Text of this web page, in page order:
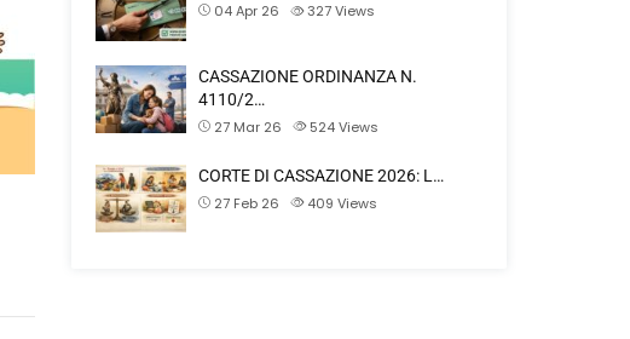
04 Apr 26
327Views
CASSAZIONE ORDINANZA N.
4110/2…
27 Mar 26
524Views
CORTE DI CASSAZIONE 2026: L…
27 Feb 26
409 Views